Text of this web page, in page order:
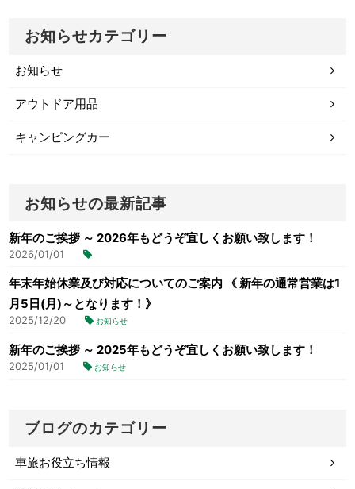
お知らせカテゴリー
お知らせ
アウトドア用品
キャンピングカー
お知らせの最新記事
新年のご挨拶 ～ 2026年もどうぞ宜しくお願い致します！
2026/01/01
年末年始休業及び対応についてのご案内 《 新年の通常営業は1
月5日(月)～となります！》
2025/12/20 お知らせ
新年のご挨拶 ～ 2025年もどうぞ宜しくお願い致します！
2025/01/01 お知らせ
ブログのカテゴリー
車旅お役立ち情報